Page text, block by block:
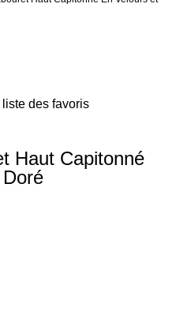
des favoris
Haut Capitonné